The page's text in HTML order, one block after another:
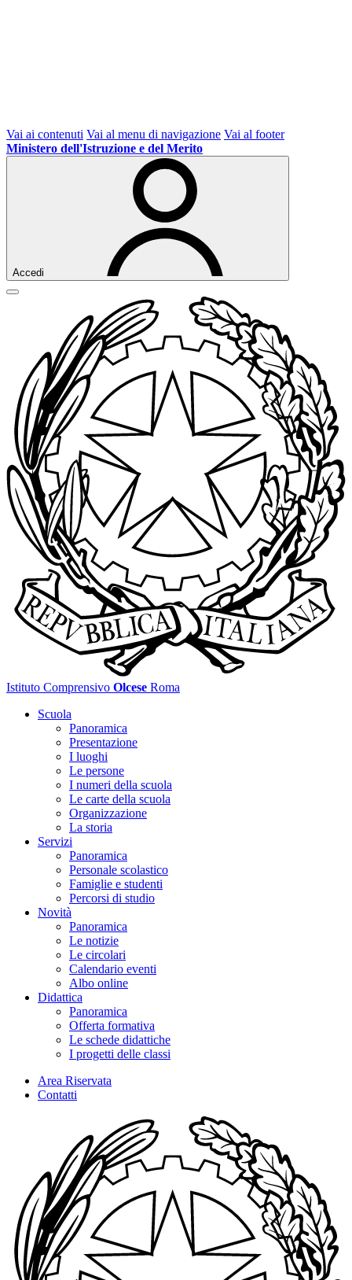
Vai ai contenuti Vai al menu di navigazione Vai al footer
Ministero dell'Istruzione e del Merito
Accedi
Istituto Comprensivo Olcese Roma
Scuola
Panoramica
Presentazione
I luoghi
Le persone
I numeri della scuola
Le carte della scuola
Organizzazione
La storia
Servizi
Panoramica
Personale scolastico
Famiglie e studenti
Percorsi di studio
Novità
Panoramica
Le notizie
Le circolari
Calendario eventi
Albo online
Didattica
Panoramica
Offerta formativa
Le schede didattiche
I progetti delle classi
Area Riservata
Contatti